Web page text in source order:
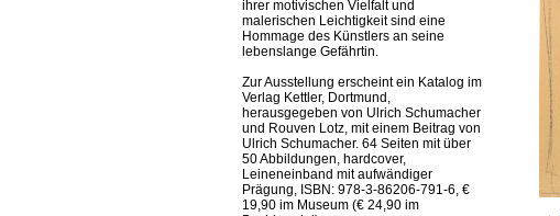
ihrer motivischen Vielfalt und
malerischen Leichtigkeit sind eine
Hommage des Künstlers an seine
lebenslange Gefährtin.
Zur Ausstellung erscheint ein Katalog im
Verlag Kettler, Dortmund,
herausgegeben von Ulrich Schumacher
und Rouven Lotz, mit einem Beitrag von
Ulrich Schumacher. 64 Seiten mit über
50 Abbildungen, hardcover,
Leineneinband mit aufwändiger
Prägung, ISBN: 978-3-86206-791-6, €
19,90 im Museum (€ 24,90 im